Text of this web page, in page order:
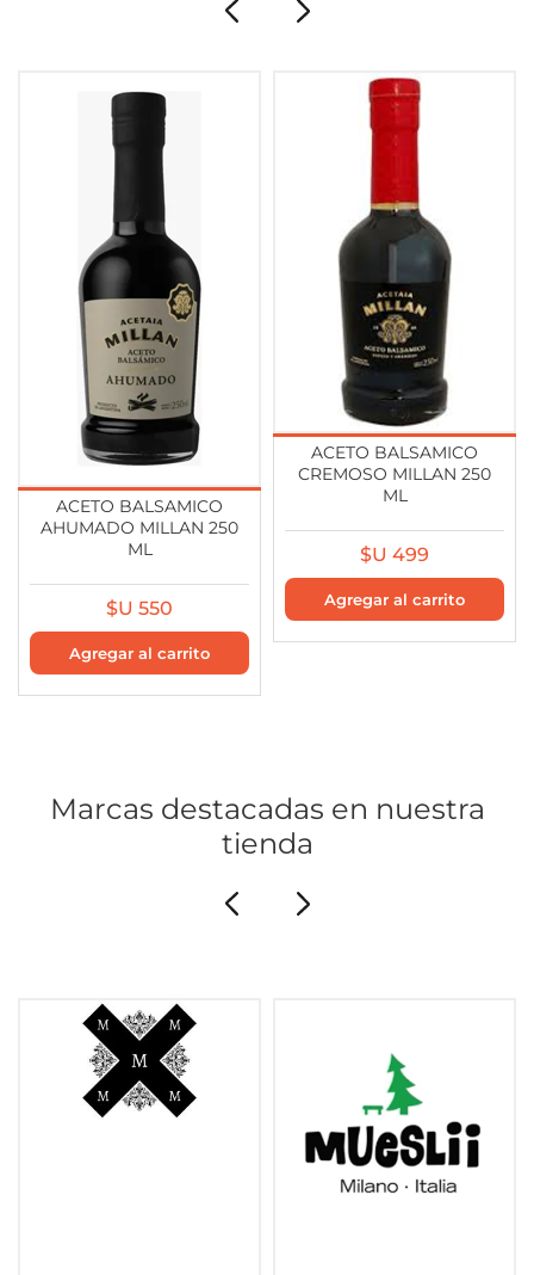
ACETO BALSAMICO
AHUMADO MILLAN 250
ML
$U 550
ACETO BALSAMICO
CREMOSO MILLAN 250
ML
$U 499
Marcas destacadas en nuestra
tienda